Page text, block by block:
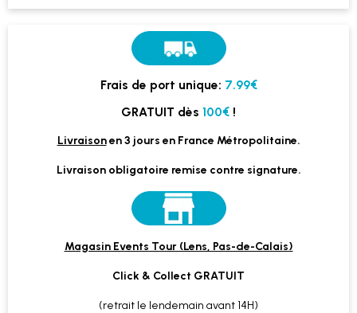
Frais de port unique: 7.99€
GRATUIT dès 100€ !
Livraisonen 3 jours en France Métropolitaine.
Livraison obligatoire remise contre signature.
Magasin Events Tour (Lens, Pas-de-Calais)
Click & Collect GRATUIT
(retrait le lendemain avant 14H)